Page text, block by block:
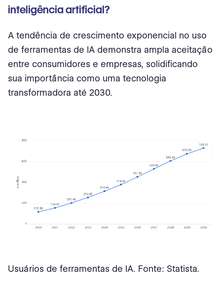
Segmentação
Estatísticas de trabalhos de pesquisa escritos por IA
Estatísticas sobre artigos de pesquisa escritos por IA
Estatísticas de tendências regionais e demográficas de
IA em estatísticas de produtividade e impacto
O horizonte em expansão da IA
inteligência artificial?
A tendência de crescimento exponencial no uso
de ferramentas de IA demonstra ampla aceitação
entre consumidores e empresas, solidificando
sua importância como uma tecnologia
transformadora até 2030.
Usuários de ferramentas de IA. Fonte: Statista.